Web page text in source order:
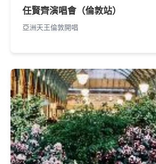
任賢齊演唱會（倫敦站）
亞洲天王倫敦開唱